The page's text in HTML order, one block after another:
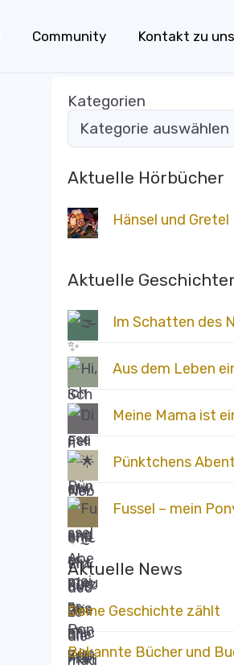
Community Kontakt zu uns
Kategorien
Aktuelle Hörbücher
Hänsel und Gretel
Aktuelle
Im Schatten des
Aus dem Leben
Meine Mama ist
Pünktchens
Fussel – mein
Aktuelle News
Deine Geschichte zählt
Bekannte Bücher und